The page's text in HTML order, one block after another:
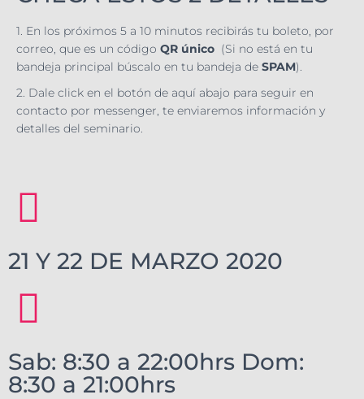
1. En los próximos 5 a 10 minutos recibirás tu boleto, por
correo, que es un código QR único (Si no está en tu
bandeja principal búscalo en tu bandeja de SPAM).
2. Dale click en el botón de aquí abajo para seguir en
contacto por messenger, te enviaremos información y
detalles del seminario.
21 Y 22 DE MARZO 2020
Sab: 8:30 a 22:00hrs Dom:
8:30 a 21:00hrs